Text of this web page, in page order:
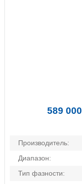
Производитель:
Диапазон:
Тип фазности:
589 000